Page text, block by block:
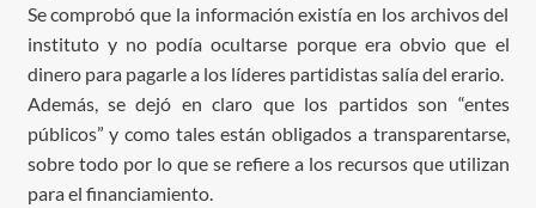
Se comprobó que la información existía en los archivos del
instituto y no podía ocultarse porque era obvio que el
dinero para pagarle a los líderes partidistas salía del erario.
Además, se dejó en claro que los partidos son “entes
públicos” y como tales están obligados a transparentarse,
sobre todo por lo que se refiere a los recursos que utilizan
para el financiamiento.